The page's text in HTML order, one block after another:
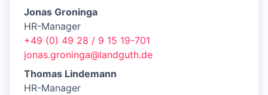
Jonas Groninga
HR-Manager
+49 (0) 49 28 / 9 15 19-701
jonas.groninga@landguth.de
Thomas Lindemann
HR-Manager